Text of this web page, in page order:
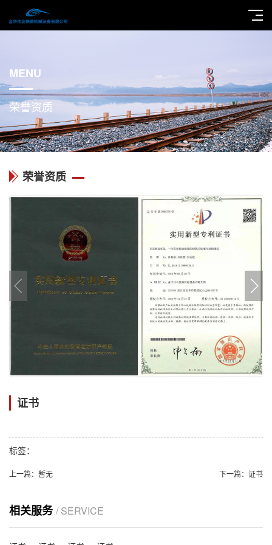
MENU
荣誉资质
荣誉资质
证书
标签：
上一篇： 暂无 下一篇： 证书
相关服务/ SERVICE